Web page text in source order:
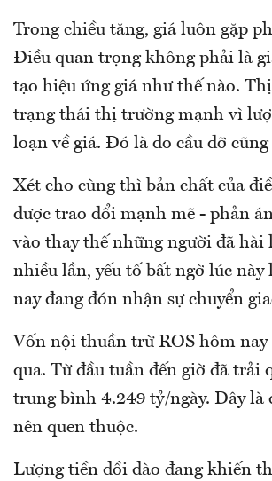
Trong chiều tăng, giá luôn gặp
Điều quan trọng không phải là
tạo hiệu ứng giá như thế nào.
trạng thái thị trường mạnh vì
loạn về giá. Đó là do cầu đỡ cũng
Xét cho cùng thì bản chất của
được trao đổi mạnh mẽ - phản
vào thay thế những người đã
nhiều lần, yếu tố bất ngờ lúc
nay đang đón nhận sự chuyển
Vốn nội thuần trừ ROS hôm
qua. Từ đầu tuần đến giờ đã trải
trung bình 4.249 tỷ/ngày. Đây là
nên quen thuộc.
Lượng tiền dồi dào đang khiến